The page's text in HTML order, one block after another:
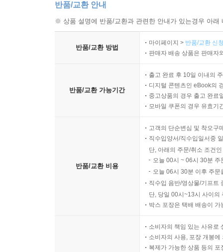
반품/교환 안내
※ 상품 설명에 반품/교환과 관련한 안내가 있는경우 아
반품/교환 방법
마이페이지 > 반품/교환 신
판매자 배송 상품은 판매자
반품/교환 가능기간
출고 완료 후 10일 이내의
디지털 콘텐츠인 eBook의
중고상품의 경우 출고 완료
모바일 쿠폰의 경우 유효기
반품/교환 비용
고객의 단순변심 및 착오구
직수입양서/직수입일서중
단, 아래의 주문/취소 조건
오늘 00시 ~ 06시 30분
오늘 06시 30분 이후 주
직수입 음반/영상물/기프트
단, 당일 00시~13시 사이의
박스 포장은 택배 배송이
소비자의 책임 있는 사유로
소비자의 사용, 포장 개봉
복제가 가능한 상품 등의